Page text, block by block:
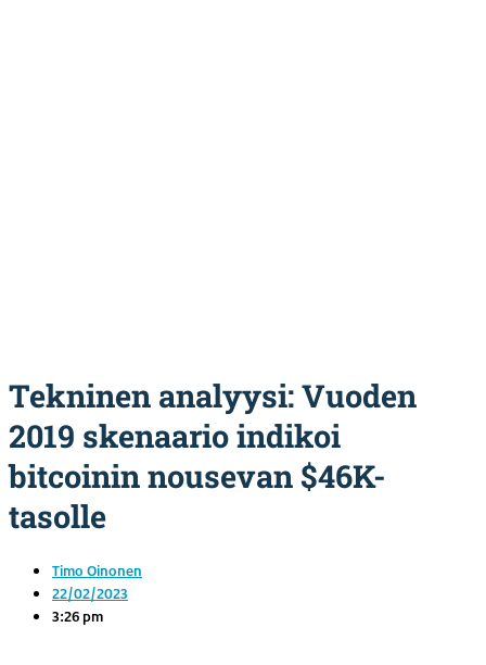
Tekninen analyysi: Vuoden
2019 skenaario indikoi
bitcoinin nousevan $46K-
tasolle
Timo Oinonen
22/02/2023
3:26 pm